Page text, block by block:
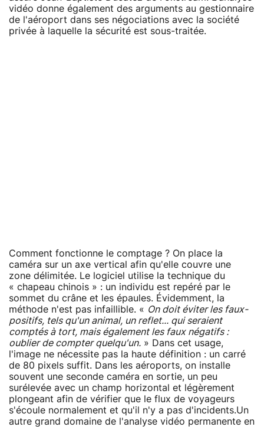
vidéo donne également des arguments au gestionnaire
de l'aéroport dans ses négociations avec la société
privée à laquelle la sécurité est sous-traitée.
Comment fonctionne le comptage ? On place la
caméra sur un axe vertical afin qu'elle couvre une
zone délimitée. Le logiciel utilise la technique du
« chapeau chinois » : un individu est repéré par le
sommet du crâne et les épaules. Évidemment, la
méthode n'est pas infaillible. « On doit éviter les faux-
positifs, tels qu'un animal, un reflet... qui seraient
comptés à tort, mais également les faux négatifs :
oublier de compter quelqu'un. » Dans cet usage,
l'image ne nécessite pas la haute définition : un carré
de 80 pixels suffit. Dans les aéroports, on installe
souvent une seconde caméra en sortie, un peu
surélevée avec un champ horizontal et légèrement
plongeant afin de vérifier que le flux de voyageurs
s'écoule normalement et qu'il n'y a pas d'incidents.Un
autre grand domaine de l'analyse vidéo permanente en